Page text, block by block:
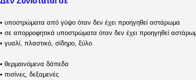
• υποστρώματα από γύψο όταν δεν έχει προηγηθεί αστάρωμα
• σε απορροφητικά υποστρώματα όταν δεν έχει προηγηθεί
• γυαλί, πλαστικό, σίδηρο, ξύλο
• θερμαινόμενα δάπεδα
• πισίνες, δεξαμενές